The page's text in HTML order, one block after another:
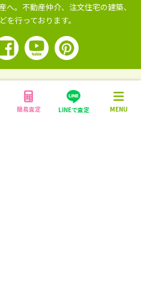
簡易査定 LINEで査定 MENU
。 不動産仲介、注文住宅の建築、
を行っております。